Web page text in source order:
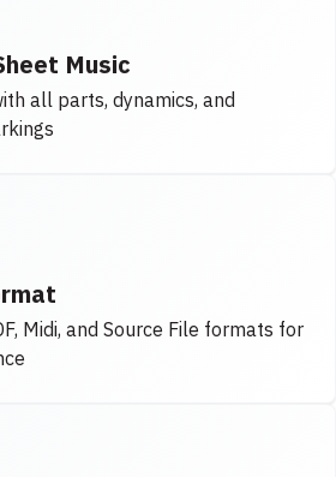
Music
all parts, dynamics, and
Midi, and Source File formats for